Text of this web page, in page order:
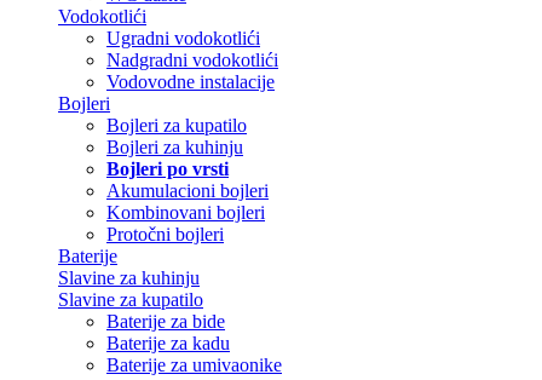
Vodokotlići
Ugradni vodokotlići
Nadgradni vodokotlići
Vodovodne instalacije
Bojleri
Bojleri za kupatilo
Bojleri za kuhinju
Bojleri po vrsti
Akumulacioni bojleri
Kombinovani bojleri
Protočni bojleri
Baterije
Slavine za kuhinju
Slavine za kupatilo
Baterije za bide
Baterije za kadu
Baterije za umivaonike